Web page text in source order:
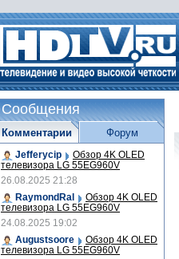
Сообщения
Комментарии
Jefferycip Обзор 4K OLED
телевизора LG 55EG960V
26.08.2025 21:28
RaymondRal
Обзор 4K OLED
телевизора LG 55EG960V
24.08.2025 19:02
Augustsoore
Обзор 4K OLED
телевизора LG 55EG960V
Форум